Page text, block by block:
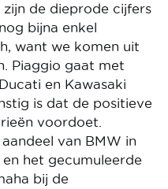
zijn de dieprode cijfers
bijna enkel
want we komen uit
Piaggio gaat met
en Kawasaki
is dat de positieve
voordoet.
van BMW in
het gecumuleerde
bij de